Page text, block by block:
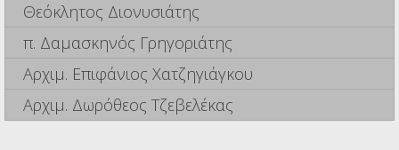
Θεόκλητος Διονυσιάτης
π. Δαμασκηνός Γρηγοριάτης
Αρχιμ. Επιφάνιος Χατζηγιάγκου
Αρχιμ. Δωρόθεος Τζεβελέκας